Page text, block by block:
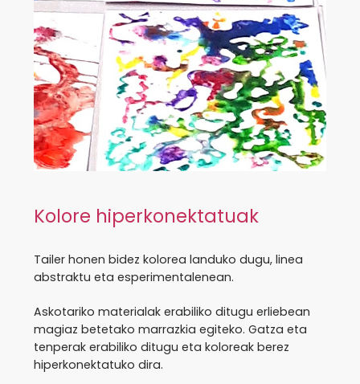
Kolore hiperkonektatuak
Tailer honen bidez kolorea landuko dugu, linea
abstraktu eta esperimentalenean.
Askotariko materialak erabiliko ditugu erliebean
magiaz betetako marrazkia egiteko. Gatza eta
tenperak erabiliko ditugu eta koloreak berez
hiperkonektatuko dira.